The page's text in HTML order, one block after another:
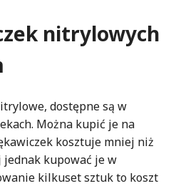
nitrylowych
dostępne są w
Można kupić je na
kosztuje mniej niż
jednak kupować je w
kilkuset sztuk to koszt